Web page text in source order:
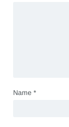
Name *